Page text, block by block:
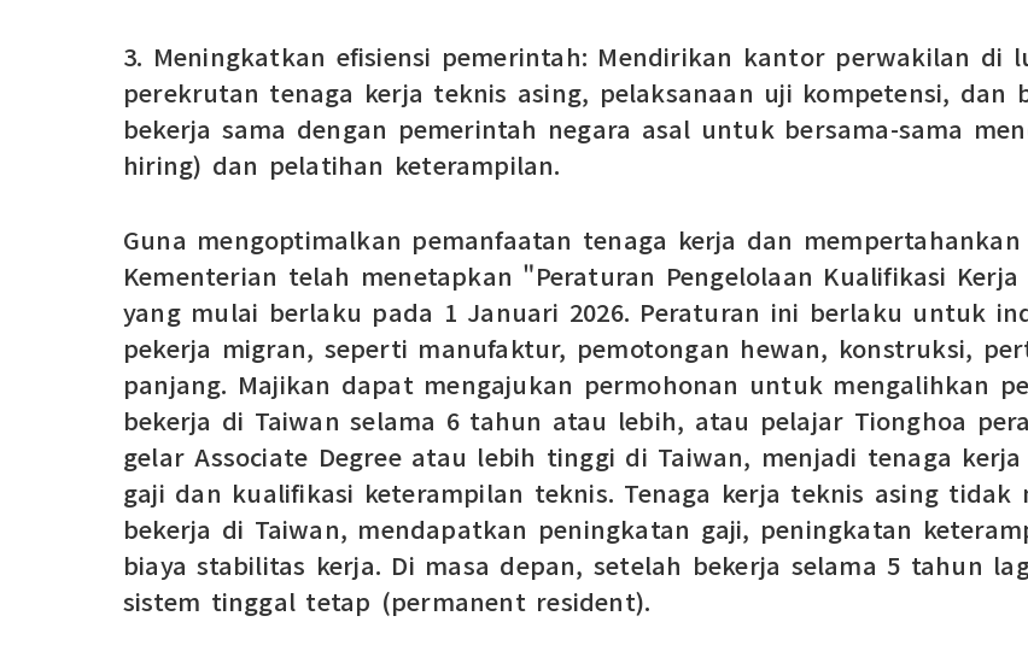
3. Meningkatkan efisiensi pemerintah: Mendirikan kantor perwakilan di
perekrutan tenaga kerja teknis asing, pelaksanaan uji kompetensi, dan
bekerja sama dengan pemerintah negara asal untuk bersama-sama
hiring) dan pelatihan keterampilan.
Guna mengoptimalkan pemanfaatan tenaga kerja dan
Kementerian telah menetapkan "Peraturan Pengelolaan Kualifikasi
yang mulai berlaku pada 1 Januari 2026. Peraturan ini berlaku untuk
pekerja migran, seperti manufaktur, pemotongan hewan, konstruksi,
panjang. Majikan dapat mengajukan permohonan untuk mengalihkan
bekerja di Taiwan selama 6 tahun atau lebih, atau pelajar Tionghoa
gelar Associate Degree atau lebih tinggi di Taiwan, menjadi tenaga
gaji dan kualifikasi keterampilan teknis. Tenaga kerja teknis asing
bekerja di Taiwan, mendapatkan peningkatan gaji, peningkatan
biaya stabilitas kerja. Di masa depan, setelah bekerja selama 5 tahun
sistem tinggal tetap (permanent resident).